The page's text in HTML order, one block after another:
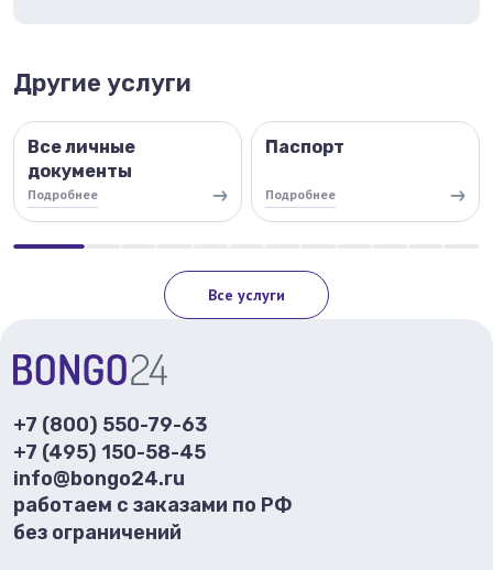
Другие услуги
Все личные
документы
Подробнее
Паспорт
Подробнее
Все услуги
+7 (800) 550-79-63
+7 (495) 150-58-45
info@bongo24.ru
работаем с заказами по РФ
без ограничений